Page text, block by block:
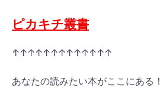
ピカキチ叢書
↑↑↑↑↑↑↑↑↑↑↑↑↑
あなたの読みたい本がここにある！